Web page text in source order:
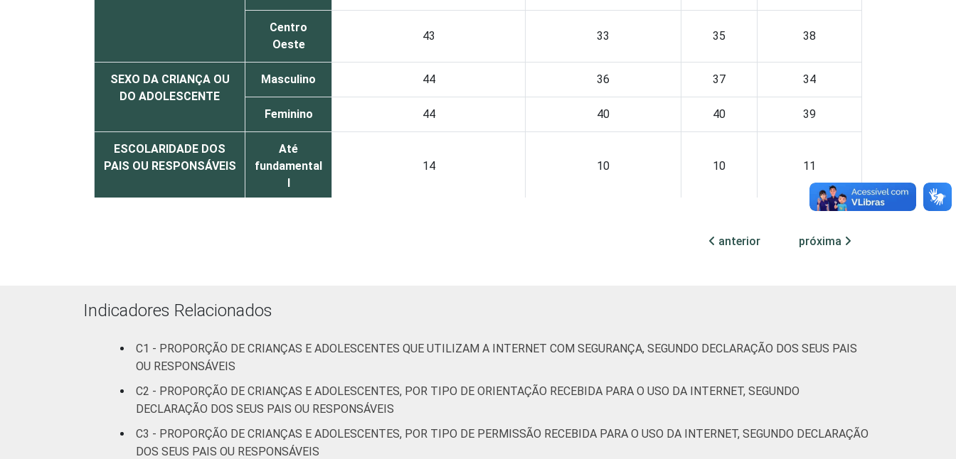
Centro
Oeste
43 33 35 38
SEXO DA CRIANÇA OU
DO ADOLESCENTE
Masculino 44 36 37 34
Feminino 44 40 40 39
ESCOLARIDADE DOS
PAIS OU RESPONSÁVEIS
Até
fundamental
I
14 10 10 11
ADOLESCENTE
anos
anos
44 36 39 38
anterior próxima
Indicadores Relacionados
C1 - PROPORÇÃO DE CRIANÇAS E ADOLESCENTES QUE UTILIZAM A INTERNET COM SEGURANÇA, SEGUNDO DECLARAÇÃO DOS SEUS PAIS
OU RESPONSÁVEIS
C2 - PROPORÇÃO DE CRIANÇAS E ADOLESCENTES, POR TIPO DE ORIENTAÇÃO RECEBIDA PARA O USO DA INTERNET, SEGUNDO
DECLARAÇÃO DOS SEUS PAIS OU RESPONSÁVEIS
C3 - PROPORÇÃO DE CRIANÇAS E ADOLESCENTES, POR TIPO DE PERMISSÃO RECEBIDA PARA O USO DA INTERNET, SEGUNDO DECLARAÇÃO
DOS SEUS PAIS OU RESPONSÁVEIS